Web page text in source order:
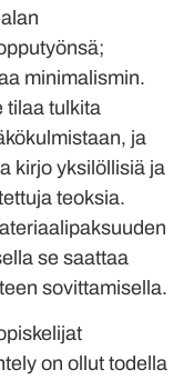
minimalismin.
tilaa tulkita
ja
kirjo yksilöllisiä ja
teoksia.
se saattaa
sovittamisella.
on ollut todella